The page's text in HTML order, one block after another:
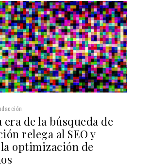
era de la búsqueda de
relega al SEO y
optimización de